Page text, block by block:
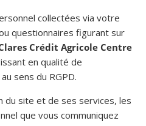
collectées via votre
questionnaires figurant sur
Crédit Agricole Centre
en qualité de
sens du RGPD.
du site et de ses services, les
que vous communiquez